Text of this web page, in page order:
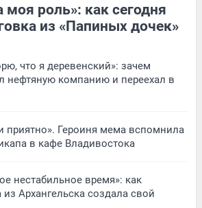
моя роль»: как сегодня
из «Папиных дочек»
что я деревенский»: зачем
нефтяную компанию и переехал в
приятно». Героиня мема вспомнила
в кафе Владивостока
нестабильное время»: как
Архангельска создала свой